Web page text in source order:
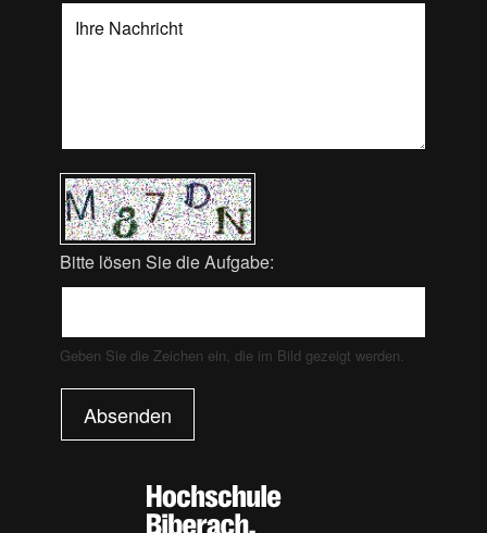
Bitte lösen Sie die Aufgabe:
Geben Sie die Zeichen ein, die im Bild gezeigt werden.
Absenden